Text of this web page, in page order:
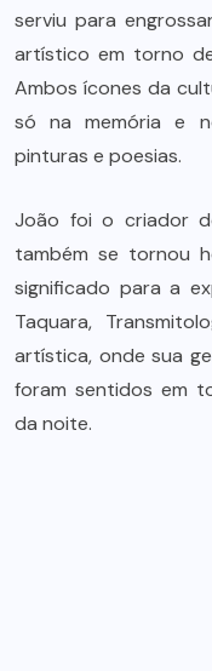
serviu para
artístico em torno
Ambos ícones da
só na memória e
pinturas e poesias.
João foi o criador
também se tornou
significado para a
Taquara,
artística, onde sua
foram sentidos em
da noite.